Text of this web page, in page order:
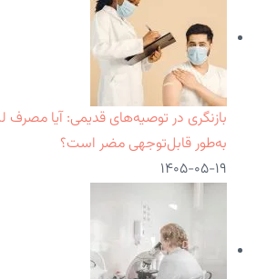
بازنگری در توصیه‌های قدیمی: آیا مصرف
به‌طور قابل‌توجهی مضر است؟
۱۴۰۵-۰۵-۱۹